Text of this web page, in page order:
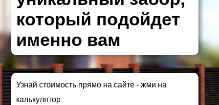
который подойдет
именно вам
Узнай стоимость прямо на сайте - жми на
калькулятор